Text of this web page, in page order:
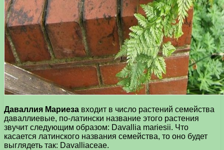
Даваллия Мариеза входит в число растений семейства
даваллиевые, по-латински название этого растения
звучит следующим образом: Davallia mariesii. Что
касается латинского названия семейства, то оно будет
выглядеть так: Davalliaceae.